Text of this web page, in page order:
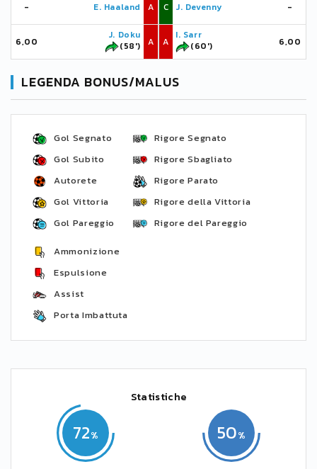
- E. Haaland A
6,00
J. Doku
(58')
A
C J. Devenny -
A
I. Sarr
(60')
6,00
LEGENDA BONUS/MALUS
Gol Segnato
Gol Subito
Autorete
Gol Vittoria
Gol Pareggio
Rigore Segnato
Rigore Sbagliato
Rigore Parato
Rigore della Vittoria
Rigore del Pareggio
Ammonizione
Espulsione
Assist
Porta Imbattuta
Statistiche
72 50